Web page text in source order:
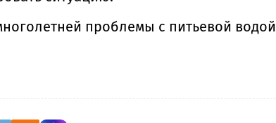
проблемы с питьевой